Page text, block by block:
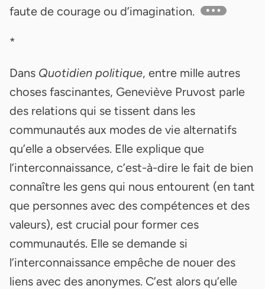
faute de courage ou d’imagination.
*
Dans Quotidien politique, entre mille autres
choses fascinantes, Geneviève Pruvost parle
des relations qui se tissent dans les
communautés aux modes de vie alternatifs
qu’elle a observées. Elle explique que
l’interconnaissance, c’est-à-dire le fait de bien
connaître les gens qui nous entourent (en tant
que personnes avec des compétences et des
valeurs), est crucial pour former ces
communautés. Elle se demande si
l’interconnaissance empêche de nouer des
liens avec des anonymes. C’est alors qu’elle